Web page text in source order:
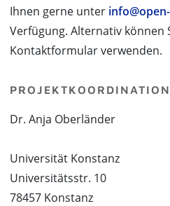
Ihnen gerne unter
Verfügung. Alternativ können
Kontaktformular verwenden.
PROJEKTKOORDINATION
Dr. Anja Oberländer
Universität Konstanz
Universitätsstr. 10
78457 Konstanz